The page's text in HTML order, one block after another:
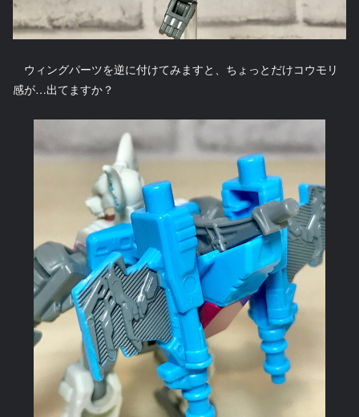
ウィングパーツを逆に付けてみますと、ちょっとだけコウモリ
感が…出てますか？